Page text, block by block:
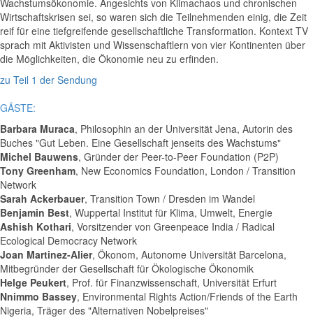
Wachstumsökonomie. Angesichts von Klimachaos und chronischen
Wirtschaftskrisen sei, so waren sich die Teilnehmenden einig, die Zeit
reif für eine tiefgreifende gesellschaftliche Transformation. Kontext TV
sprach mit Aktivisten und Wissenschaftlern von vier Kontinenten über
die Möglichkeiten, die Ökonomie neu zu erfinden.
zu Teil 1 der Sendung
GÄSTE:
Barbara Muraca, Philosophin an der Universität Jena, Autorin des
Buches "Gut Leben. Eine Gesellschaft jenseits des Wachstums"
Michel Bauwens, Gründer der Peer-to-Peer Foundation (P2P)
Tony Greenham, New Economics Foundation, London / Transition
Network
Sarah Ackerbauer, Transition Town / Dresden im Wandel
Benjamin Best, Wuppertal Institut für Klima, Umwelt, Energie
Ashish Kothari, Vorsitzender von Greenpeace India / Radical
Ecological Democracy Network
Joan Martinez-Alier, Ökonom, Autonome Universität Barcelona,
Mitbegründer der Gesellschaft für Ökologische Ökonomik
Helge Peukert, Prof. für Finanzwissenschaft, Universität Erfurt
Nnimmo Bassey, Environmental Rights Action/Friends of the Earth
Nigeria, Träger des "Alternativen Nobelpreises"